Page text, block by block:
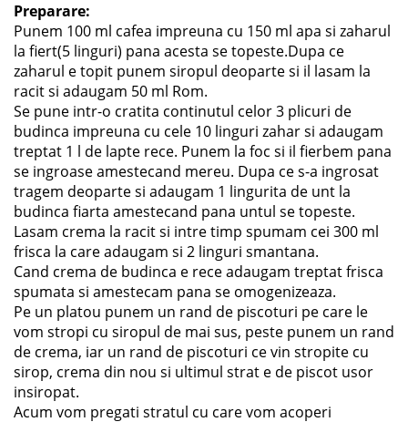
Preparare:
Punem 100 ml cafea impreuna cu 150 ml apa si zaharul
la fiert(5 linguri) pana acesta se topeste.Dupa ce
zaharul e topit punem siropul deoparte si il lasam la
racit si adaugam 50 ml Rom.
Se pune intr-o cratita continutul celor 3 plicuri de
budinca impreuna cu cele 10 linguri zahar si adaugam
treptat 1 l de lapte rece. Punem la foc si il fierbem pana
se ingroase amestecand mereu. Dupa ce s-a ingrosat
tragem deoparte si adaugam 1 lingurita de unt la
budinca fiarta amestecand pana untul se topeste.
Lasam crema la racit si intre timp spumam cei 300 ml
frisca la care adaugam si 2 linguri smantana.
Cand crema de budinca e rece adaugam treptat frisca
spumata si amestecam pana se omogenizeaza.
Pe un platou punem un rand de piscoturi pe care le
vom stropi cu siropul de mai sus, peste punem un rand
de crema, iar un rand de piscoturi ce vin stropite cu
sirop, crema din nou si ultimul strat e de piscot usor
insiropat.
Acum vom pregati stratul cu care vom acoperi